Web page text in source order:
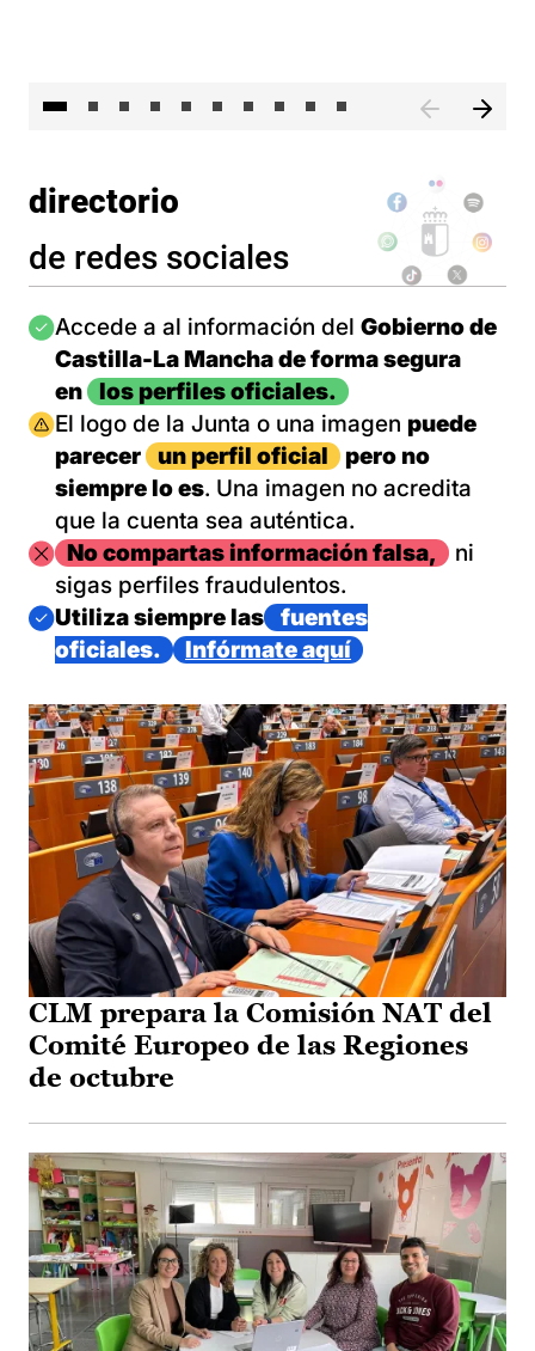
directorio
de redes sociales
Imagen
Accede a al información del Gobierno de
Castilla-La Mancha de forma segura
en
los perfiles oficiales.
Imagen
El logo de la Junta o una imagen puede
parecer
un perfil oficial
pero no
siempre lo es. Una imagen no acredita
que la cuenta sea auténtica.
ImagenNo compartas información falsa,
ni
sigas perfiles fraudulentos.
Imagen
Utiliza siempre las
fuentes
oficiales.
Infórmate aquí
CLM prepara la Comisión NAT del
Comité Europeo de las Regiones
de octubre